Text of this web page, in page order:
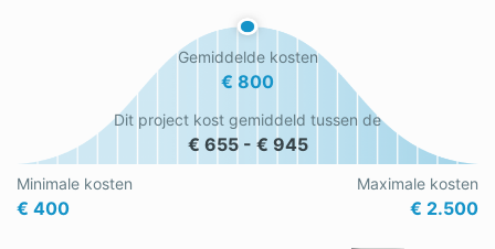
Rolluiken
Schilder
Schrijnwerker
Minimale kosten
€ 400
Gemiddelde kosten
€ 800
Maximale kosten
€ 2.500
Dit project kost gemiddeld tussen de
€ 655 - € 945